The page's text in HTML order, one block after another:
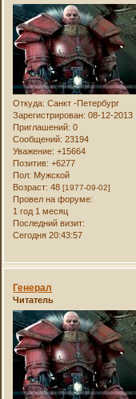
Откуда: Санкт -Петербург
Зарегистрирован: 08-12-2013
Приглашений: 0
Сообщений: 23194
Уважение: +15664
Позитив: +6277
Пол: Мужской
Возраст: 48[1977-09-02]
Провел на форуме:
1 год 1 месяц
Последний визит:
Сегодня 20:43:57
Генерал
Читатель